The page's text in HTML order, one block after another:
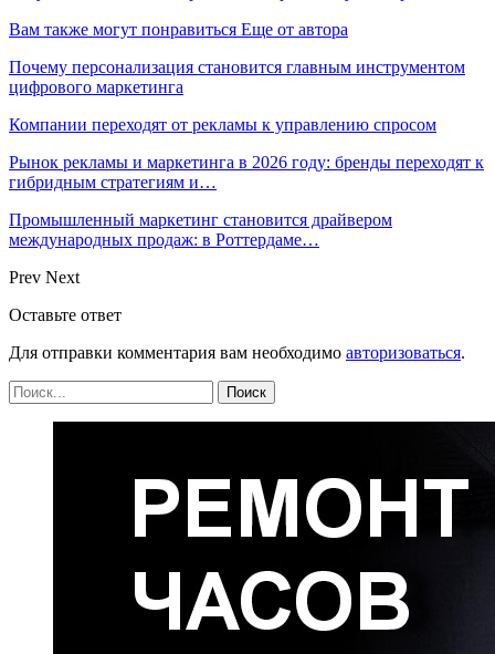
Вам также могут понравиться Еще от автора
Почему персонализация становится главным инструментом
цифрового маркетинга
Компании переходят от рекламы к управлению спросом
Рынок рекламы и маркетинга в 2026 году: бренды переходят к
гибридным стратегиям и…
Промышленный маркетинг становится драйвером
международных продаж: в Роттердаме…
Prev Next
Оставьте ответ
Для отправки комментария вам необходимо авторизоваться.